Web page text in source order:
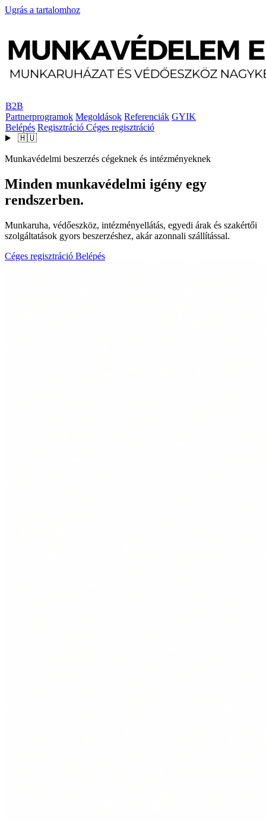
Ugrás a tartalomhoz
B2B
Partnerprogramok Megoldások Referenciák GYIK
Belépés Regisztráció Céges regisztráció
🇭🇺
Munkavédelmi beszerzés cégeknek és intézményeknek
Minden munkavédelmi igény egy
rendszerben.
Munkaruha, védőeszköz, intézményellátás, egyedi árak és szakértői
szolgáltatások gyors beszerzéshez, akár azonnali szállítással.
Céges regisztráció Belépés